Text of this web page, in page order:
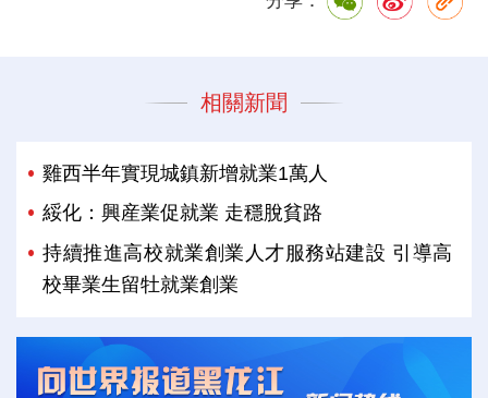
相關新聞
雞西半年實現城鎮新增就業1萬人
綏化：興産業促就業 走穩脫貧路
持續推進高校就業創業人才服務站建設 引導高
校畢業生留牡就業創業